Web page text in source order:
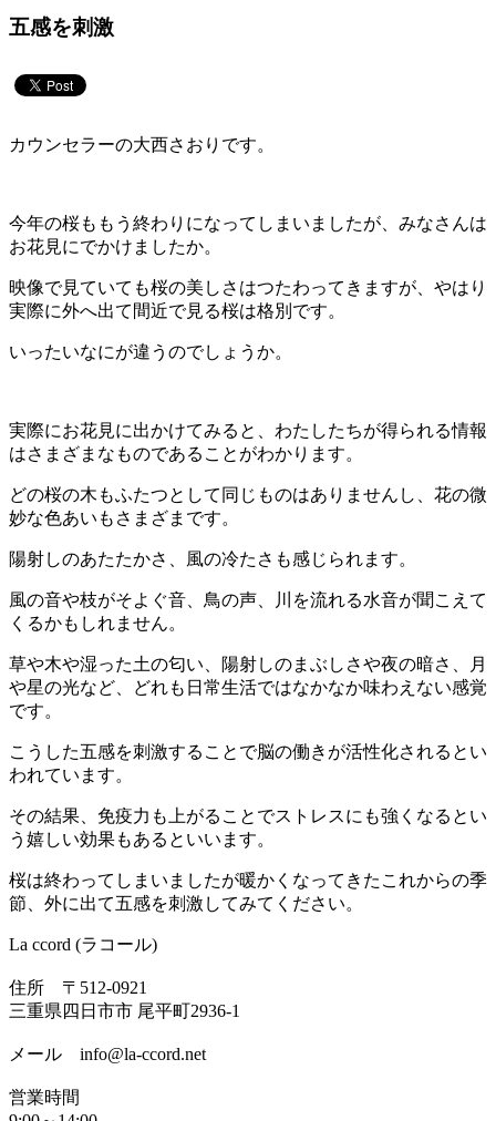
五感を刺激
カウンセラーの大西さおりです。
今年の桜ももう終わりになってしまいましたが、みなさんは
お花見にでかけましたか。
映像で見ていても桜の美しさはつたわってきますが、やはり
実際に外へ出て間近で見る桜は格別です。
いったいなにが違うのでしょうか。
実際にお花見に出かけてみると、わたしたちが得られる情報
はさまざまなものであることがわかります。
どの桜の木もふたつとして同じものはありませんし、花の微
妙な色あいもさまざまです。
陽射しのあたたかさ、風の冷たさも感じられます。
風の音や枝がそよぐ音、鳥の声、川を流れる水音が聞こえて
くるかもしれません。
草や木や湿った土の匂い、陽射しのまぶしさや夜の暗さ、月
や星の光など、どれも日常生活ではなかなか味わえない感覚
です。
こうした五感を刺激することで脳の働きが活性化されるとい
われています。
その結果、免疫力も上がることでストレスにも強くなるとい
う嬉しい効果もあるといいます。
桜は終わってしまいましたが暖かくなってきたこれからの季
節、外に出て五感を刺激してみてください。
La ccord (ラコール)
住所 〒512-0921
三重県四日市市 尾平町2936-1
メール info@la-ccord.net
営業時間